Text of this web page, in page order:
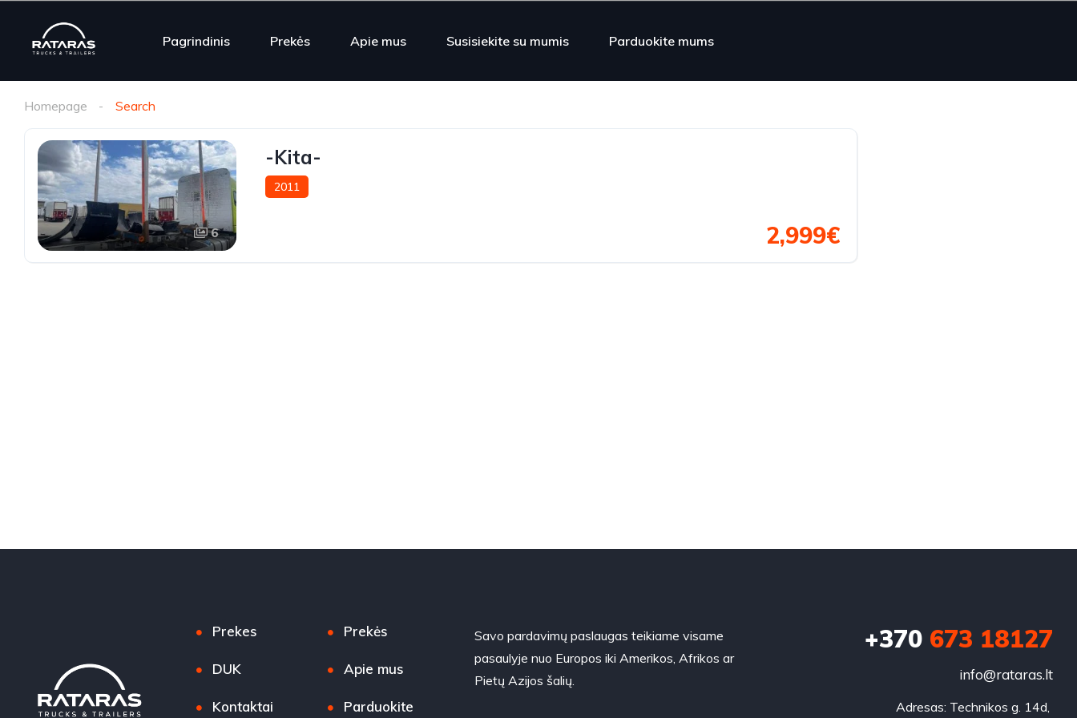
Pagrindinis Prekės Apie mus Susisiekite su mumis Parduokite mums
Homepage Search
6
-Kita-
2011
2,999€
Prekes Prekės
DUK Apie mus
Kontaktai Parduokite
Savo pardavimų paslaugas teikiame visame
pasaulyje nuo Europos iki Amerikos, Afrikos ar
Pietų Azijos šalių.
+370673 18127
info@rataras.lt
Adresas: Technikos g. 14d,